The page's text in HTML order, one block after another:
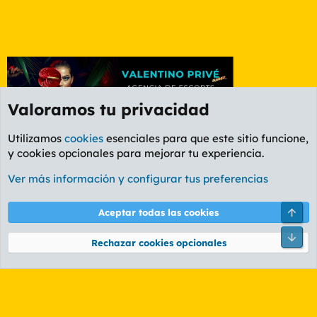
Foro General
Cookies
PL OLDSTYLE AMARILLO
Términos y reglas Política de privacidad Ayuda
Community platform by XenForo® © 2010-2026 XenForo Ltd.
Valoramos tu privacidad
Utilizamos cookies esenciales para que este sitio funcione,
y cookies opcionales para mejorar tu experiencia.
Ver más información y configurar tus preferencias
Aceptar todas las cookies
Rechazar cookies opcionales
Pie